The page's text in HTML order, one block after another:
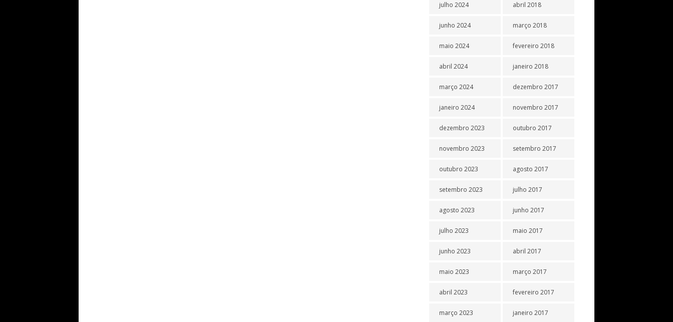
julho 2024
junho 2024
maio 2024
abril 2024
março 2024
janeiro 2024
dezembro 2023
novembro 2023
outubro 2023
setembro 2023
agosto 2023
julho 2023
junho 2023
maio 2023
abril 2023
março 2023
abril 2018
março 2018
fevereiro 2018
janeiro 2018
dezembro 2017
novembro 2017
outubro 2017
setembro 2017
agosto 2017
julho 2017
junho 2017
maio 2017
abril 2017
março 2017
fevereiro 2017
janeiro 2017